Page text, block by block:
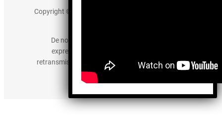
Copyright © 2025 somos-hermanos.mx. Todos los
De no existir previa autorización, queda
expresamente prohibida la publicación,
retransmisión, edición y cualquier otro uso de los
contenidos.